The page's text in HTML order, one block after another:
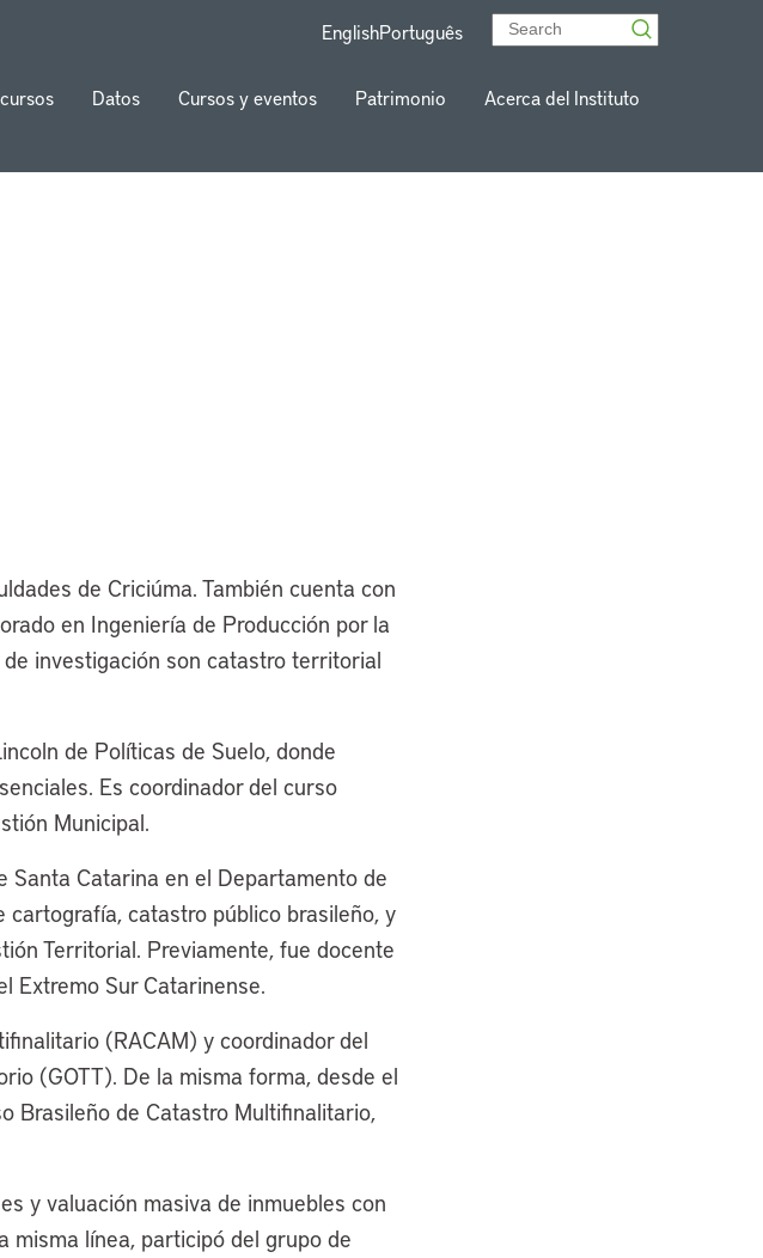
EnglishPortuguês
Datos Cursos y eventos Patrimonio Acerca del Instituto
de Criciúma. También cuenta con
en Ingeniería de Producción por la
investigación son catastro territorial
de Políticas de Suelo, donde
Es coordinador del curso
Municipal.
Santa Catarina en el Departamento de
cartografía, catastro público brasileño, y
Territorial. Previamente, fue docente
Extremo Sur Catarinense.
(RACAM) y coordinador del
(GOTT). De la misma forma, desde el
Brasileño de Catastro Multifinalitario,
y valuación masiva de inmuebles con
misma línea, participó del grupo de